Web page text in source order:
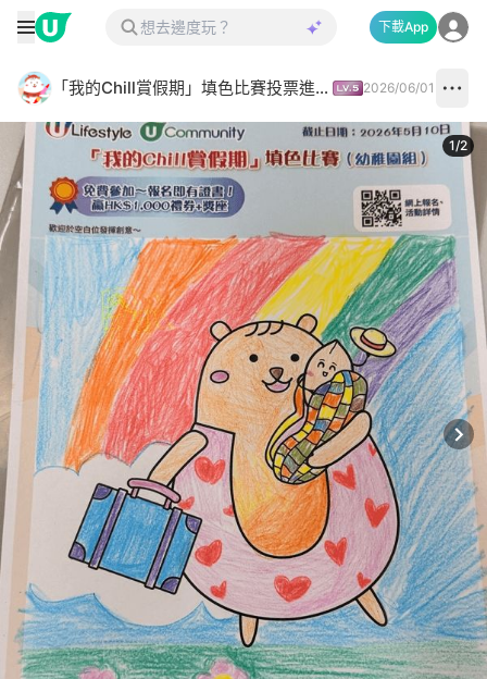
下載App
「我的Chill賞假期」填色比賽投票進行中✅ 2026/06/01
1/2